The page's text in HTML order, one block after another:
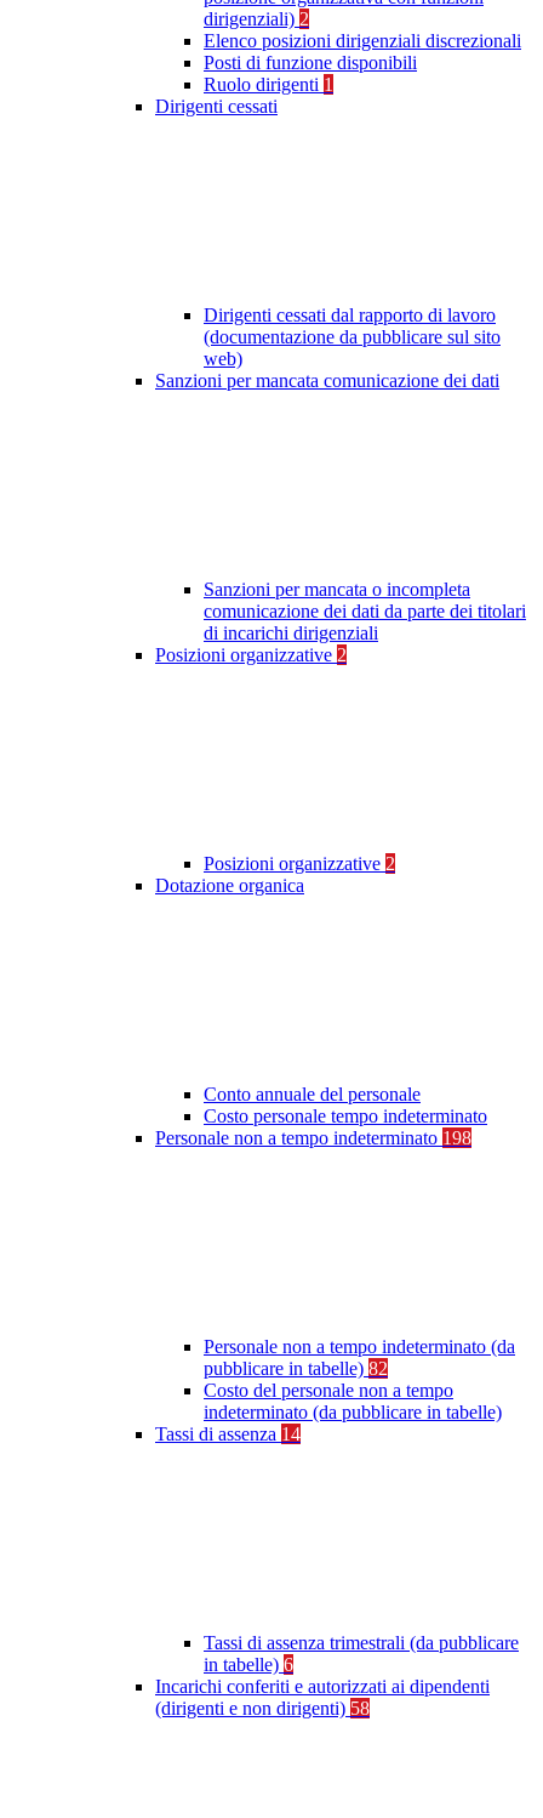
dirigenziali) 2
Elenco posizioni dirigenziali discrezionali
Posti di funzione disponibili
Ruolo dirigenti 1
Dirigenti cessati
Dirigenti cessati dal rapporto di lavoro
(documentazione da pubblicare sul sito
web)
Sanzioni per mancata comunicazione dei dati
Sanzioni per mancata o incompleta
comunicazione dei dati da parte dei titolari
di incarichi dirigenziali
Posizioni organizzative 2
Posizioni organizzative 2
Dotazione organica
Conto annuale del personale
Costo personale tempo indeterminato
Personale non a tempo indeterminato 198
Personale non a tempo indeterminato (da
pubblicare in tabelle) 82
Costo del personale non a tempo
indeterminato (da pubblicare in tabelle)
Tassi di assenza 14
Tassi di assenza trimestrali (da pubblicare
in tabelle) 6
Incarichi conferiti e autorizzati ai dipendenti
(dirigenti e non dirigenti) 58